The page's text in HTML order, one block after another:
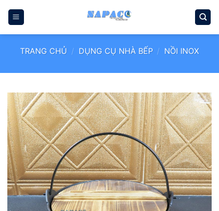
qua
TRANG CHỦ / DỤNG CỤ NHÀ BẾP / NỒI INOX